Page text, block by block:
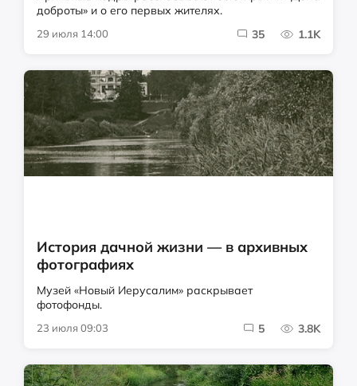
доброты» и о его первых жителях.
29 июля 14:00 35 1.1K
История дачной жизни — в архивных
фотографиях
Музей «Новый Иерусалим» раскрывает
фотофонды.
23 июля 09:03 5 3.8K